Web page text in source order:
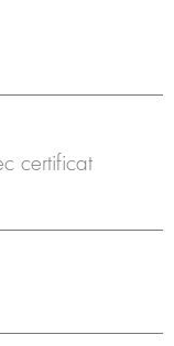
certificat